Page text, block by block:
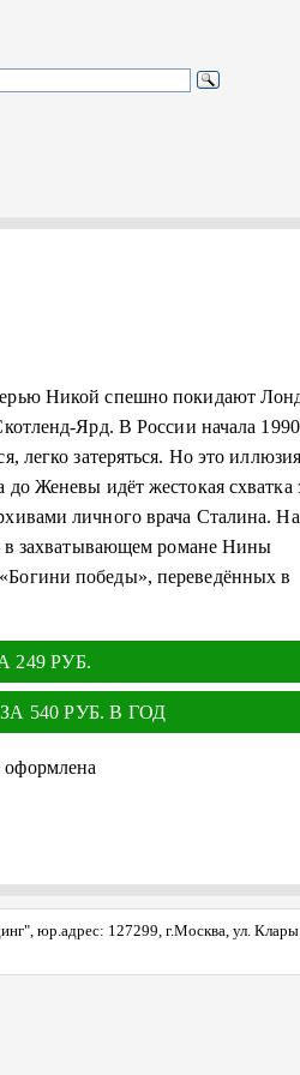
Никой спешно покидают
Ярд. В России начала
легко затеряться. Но это
Женевы идёт жестокая схватка
личного врача Сталина.
в захватывающем романе Нины
победы», переведённых в
249 РУБ.
540 РУБ. В ГОД
юр.адрес: 127299, г.Москва, ул. Клары